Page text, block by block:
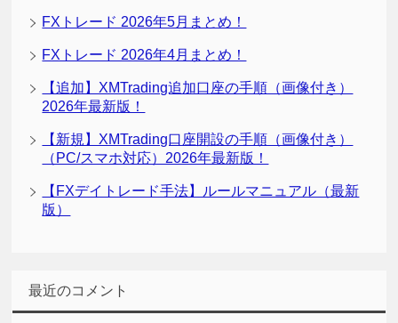
FXトレード 2026年5月まとめ！
FXトレード 2026年4月まとめ！
【追加】XMTrading追加口座の手順（画像付き）
2026年最新版！
【新規】XMTrading口座開設の手順（画像付き）
（PC/スマホ対応）2026年最新版！
【FXデイトレード手法】ルールマニュアル（最新
版）
最近のコメント